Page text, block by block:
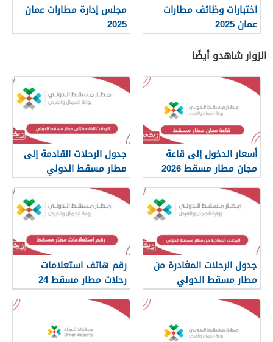
اختبارات وظائف مطارات
عمان 2025
مجلس إدارة مطارات عمان
2025
الزوار شاهدو أيضًا
أسعار الدخول إلى قاعة
مجان مطار مسقط 2026
جدول الرحلات القادمة إلى
مطار مسقط الدولي
جدول الرحلات المغادرة من
مطار مسقط الدولي
رقم هاتف استعلامات
رحلات مطار مسقط 24
ساعة